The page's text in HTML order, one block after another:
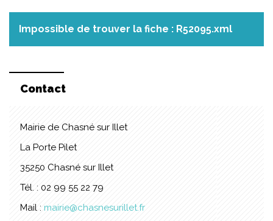
Impossible de trouver la fiche : R52095.xml
Contact
Mairie de Chasné sur Illet
La Porte Pilet
35250 Chasné sur Illet
Tél. : 02 99 55 22 79
Mail : mairie@chasnesurillet.fr